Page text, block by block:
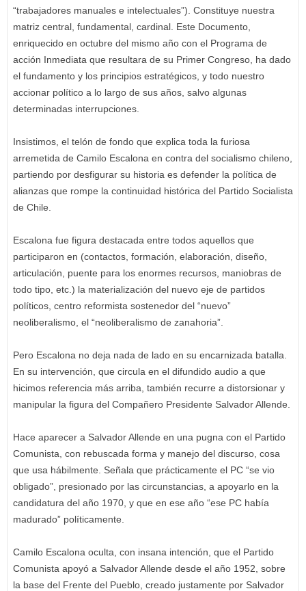
“trabajadores manuales e intelectuales”). Constituye nuestra
matriz central, fundamental, cardinal. Este Documento,
enriquecido en octubre del mismo año con el Programa de
acción Inmediata que resultara de su Primer Congreso, ha dado
el fundamento y los principios estratégicos, y todo nuestro
accionar político a lo largo de sus años, salvo algunas
determinadas interrupciones.
Insistimos, el telón de fondo que explica toda la furiosa
arremetida de Camilo Escalona en contra del socialismo chileno,
partiendo por desfigurar su historia es defender la política de
alianzas que rompe la continuidad histórica del Partido Socialista
de Chile.
Escalona fue figura destacada entre todos aquellos que
participaron en (contactos, formación, elaboración, diseño,
articulación, puente para los enormes recursos, maniobras de
todo tipo, etc.) la materialización del nuevo eje de partidos
políticos, centro reformista sostenedor del “nuevo”
neoliberalismo, el “neoliberalismo de zanahoria”.
Pero Escalona no deja nada de lado en su encarnizada batalla.
En su intervención, que circula en el difundido audio a que
hicimos referencia más arriba, también recurre a distorsionar y
manipular la figura del Compañero Presidente Salvador Allende.
Hace aparecer a Salvador Allende en una pugna con el Partido
Comunista, con rebuscada forma y manejo del discurso, cosa
que usa hábilmente. Señala que prácticamente el PC “se vio
obligado”, presionado por las circunstancias, a apoyarlo en la
candidatura del año 1970, y que en ese año “ese PC había
madurado” políticamente.
Camilo Escalona oculta, con insana intención, que el Partido
Comunista apoyó a Salvador Allende desde el año 1952, sobre
la base del Frente del Pueblo, creado justamente por Salvador